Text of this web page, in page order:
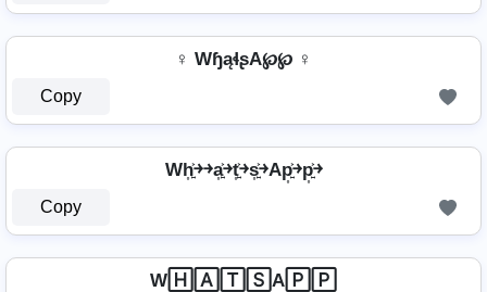
♀ WɧąɬʂA℘℘ ♀
Copy
Wh͎͍͐￫￫a͎͍͐￫t͎͍͐￫s͎͍͐￫Ap͎͍͐￫p͎͍͐￫
Copy
W🄷🄰🅃🅂A🄿🄿